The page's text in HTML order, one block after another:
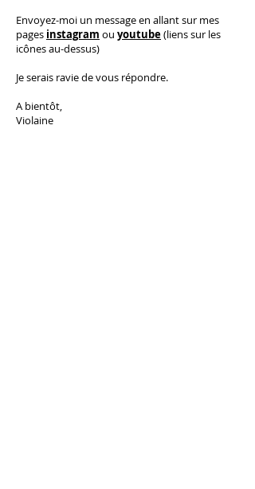
​Envoyez-moi un message en allant sur mes
pages instagram ou youtube(liens sur les
icônes au-dessus)
Je serais ravie de vous répondre.
A bientôt,
Violaine